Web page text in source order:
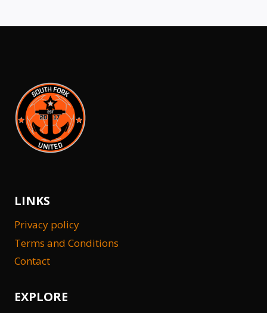
LINKS
Privacy policy
Terms and Conditions
Contact
EXPLORE